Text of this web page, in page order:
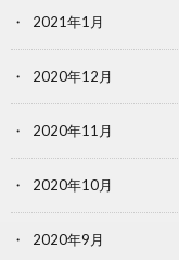
2021年1月
2020年12月
2020年11月
2020年10月
2020年9月